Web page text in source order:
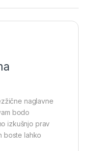
naglavne
bodo
izkušnjo prav
boste lahko